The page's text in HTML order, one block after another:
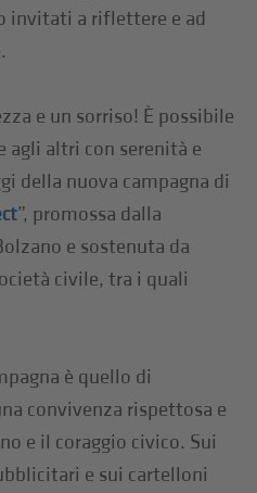
invitati a riflettere e ad
e un sorriso! È possibile
agli altri con serenità e
della nuova campagna di
”, promossa dalla
e sostenuta da
civile, tra i quali
è quello di
convivenza rispettosa e
e il coraggio civico. Sui
e sui cartelloni